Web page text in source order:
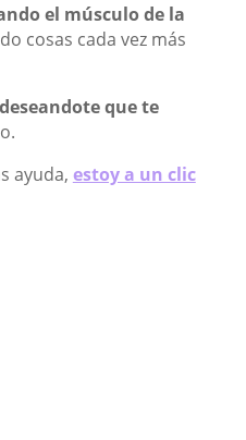
el músculo de la
cosas cada vez más
deseandote que te
ayuda, estoy a un clic